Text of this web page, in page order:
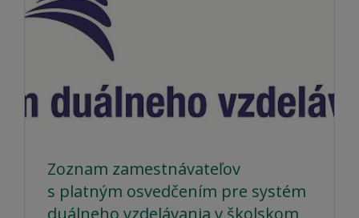
Zoznam zamestnávateľov
s platným osvedčením pre systém
duálneho vzdelávania v školskom